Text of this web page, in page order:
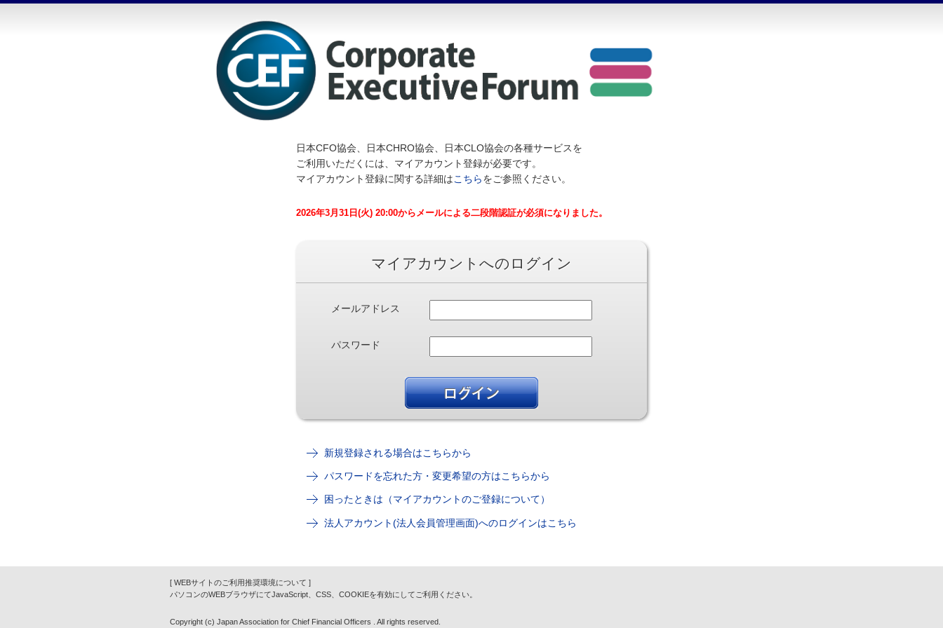
日本CFO協会、日本CHRO協会、日本CLO協会の各種サービスを
ご利用いただくには、マイアカウント登録が必要です。
マイアカウント登録に関する詳細はこちらをご参照ください。
2026年3月31日(火) 20:00からメールによる二段階認証が必須になりました。
マイアカウントへのログイン
メールアドレス
パスワード
新規登録される場合はこちらから
パスワードを忘れた方・変更希望の方はこちらから
困ったときは（マイアカウントのご登録について）
法人アカウント(法人会員管理画面)へのログインはこちら
[ WEBサイトのご利用推奨環境について ]
パソコンのWEBブラウザにてJavaScript、CSS、COOKIEを有効にしてご利用ください。
Copyright (c) Japan Association for Chief Financial Officers . All rights reserved.